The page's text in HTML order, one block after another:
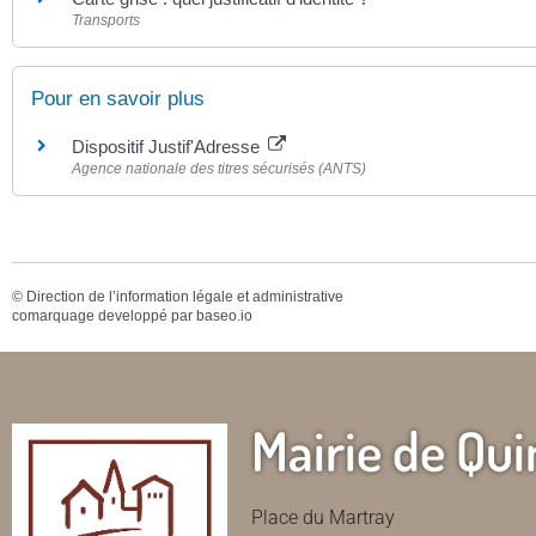
Transports
Pour en savoir plus
Dispositif Justif'Adresse
Agence nationale des titres sécurisés (ANTS)
© Direction de l’information légale et administrative
comarquage developpé par baseo.io
Mairie de
Place du Martray